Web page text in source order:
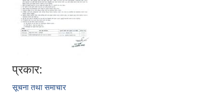
प्रकार:
सूचना तथा समाचार